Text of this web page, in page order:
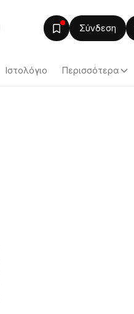
Σύνδεση
Ιστολόγιο Περισσότερα